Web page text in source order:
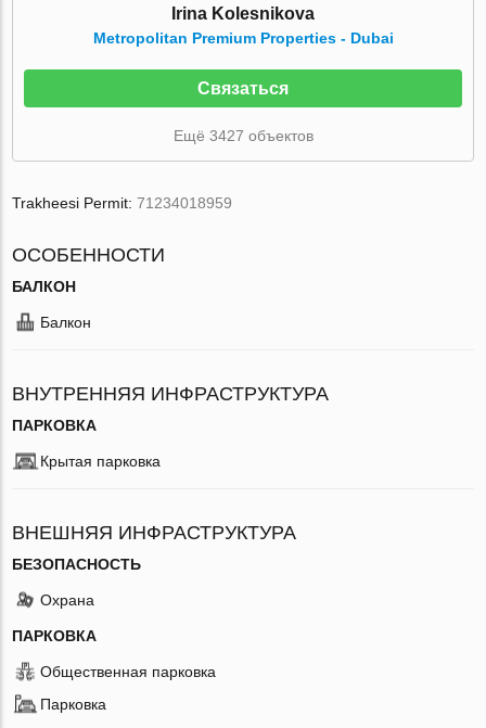
Irina Kolesnikova
Metropolitan Premium Properties - Dubai
Связаться
Ещё 3427 объектов
Trakheesi Permit:71234018959
ОСОБЕННОСТИ
БАЛКОН
Балкон
ВНУТРЕННЯЯ ИНФРАСТРУКТУРА
ПАРКОВКА
Крытая парковка
ВНЕШНЯЯ ИНФРАСТРУКТУРА
БЕЗОПАСНОСТЬ
Охрана
ПАРКОВКА
Общественная парковка
Парковка